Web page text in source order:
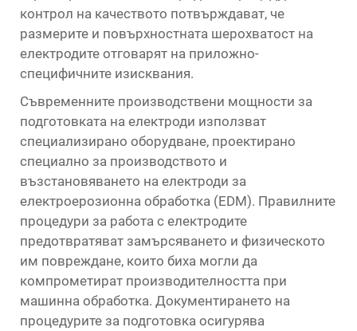
контрол на качеството потвърждават, че
размерите и повърхностната шерохватост на
електродите отговарят на приложно-
специфичните изисквания.
Съвременните производствени мощности за
подготовката на електроди използват
специализирано оборудване, проектирано
специално за производството и
възстановяването на електроди за
електроерозионна обработка (EDM). Правилните
процедури за работа с електродите
предотвратяват замърсяването и физическото
им повреждане, които биха могли да
компрометират производителността при
машинна обработка. Документирането на
процедурите за подготовка осигурява